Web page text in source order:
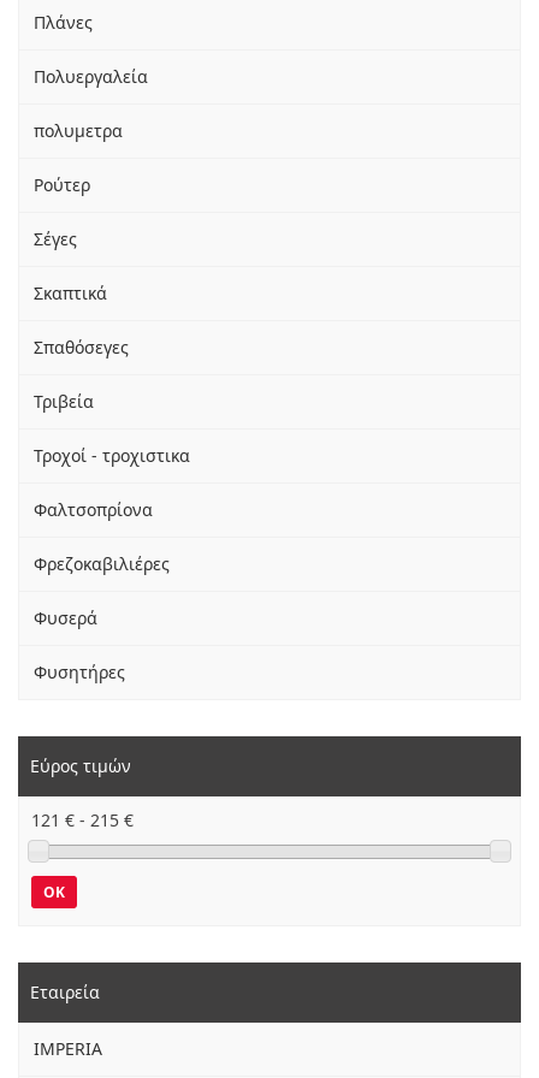
Πλάνες
Πολυεργαλεία
πολυμετρα
Ρούτερ
Σέγες
Σκαπτικά
Σπαθόσεγες
Τριβεία
Τροχοί - τροχιστικα
Φαλτσοπρίονα
Φρεζοκαβιλιέρες
Φυσερά
Φυσητήρες
Εύρος τιμών
121 € - 215 €
OK
Εταιρεία
IMPERIA